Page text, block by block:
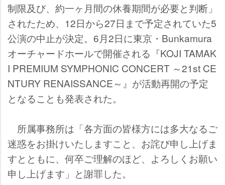
制限及び、約一ヶ月間の休養期間が必要と判断」
されたため、12日から27日まで予定されていた5
公演の中止が決定。6月2日に東京・Bunkamura
オーチャードホールで開催される『KOJI TAMAK
I PREMIUM SYMPHONIC CONCERT ～21st CE
NTURY RENAISSANCE～』が活動再開の予定
となることも発表された。
所属事務所は「各方面の皆様方には多大なるご
迷惑をお掛けいたしますこと、お詫び申し上げま
すとともに、何卒ご理解のほど、よろしくお願い
申し上げます」と謝罪した。